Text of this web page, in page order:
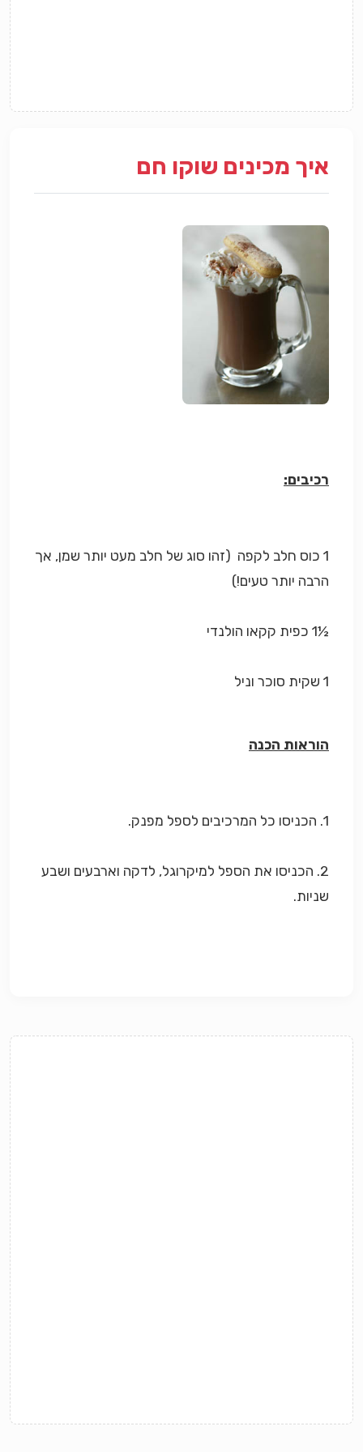
איך מכינים שוקו חם
רכיבים:
1 כוס חלב לקפה (זהו סוג של חלב מעט יותר שמן, אך
הרבה יותר טעים!)
½1 כפית קקאו הולנדי
1 שקית סוכר וניל
הוראות הכנה
1. הכניסו כל המרכיבים לספל מפנק.
2. הכניסו את הספל למיקרוגל, לדקה וארבעים ושבע
שניות.